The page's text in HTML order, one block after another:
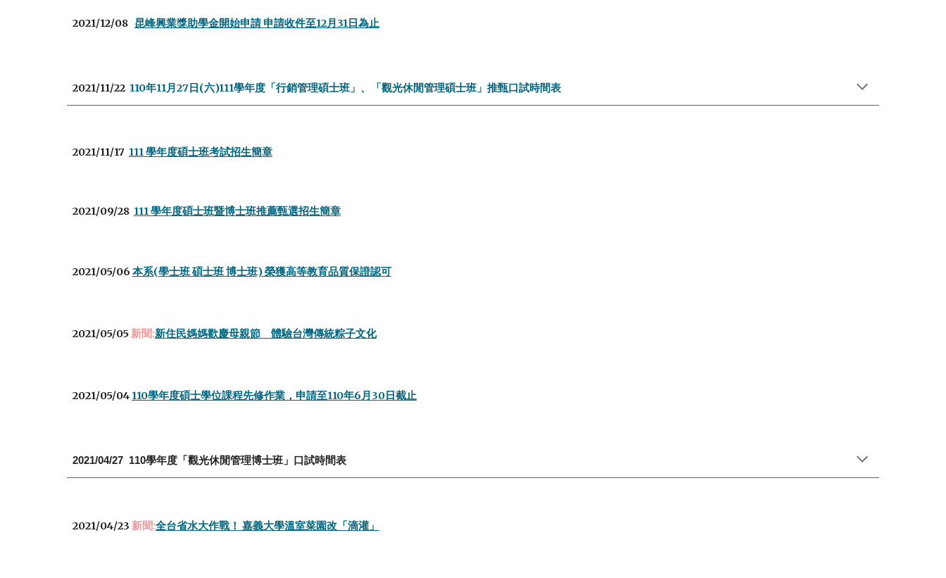
2021/12/08 昆峰興業獎助學金開始申請 申請收件至12月31日為止
2021/11/22 110年11月27日(六)111學年度「行銷管理碩士班」、「觀光休閒管理碩士班」推甄口試時間表
2021/11/17 111 學年度碩士班考試招生簡章
2021/09/28 111 學年度碩士班暨博士班推薦甄選招生簡章
2021/05/06 本系(學士班 碩士班 博士班) 榮獲高等教育品質保證認可
2021/05/05新聞:新住民媽媽歡慶母親節 體驗台灣傳統粽子文化
2021/05/04 110學年度碩士學位課程先修作業，申請至110年6月30日截止
2021/04/27 110學年度「觀光休閒管理博士班」口試時間表
2021/04/23 新聞:全台省水大作戰！ 嘉義大學溫室菜園改「滴灌」